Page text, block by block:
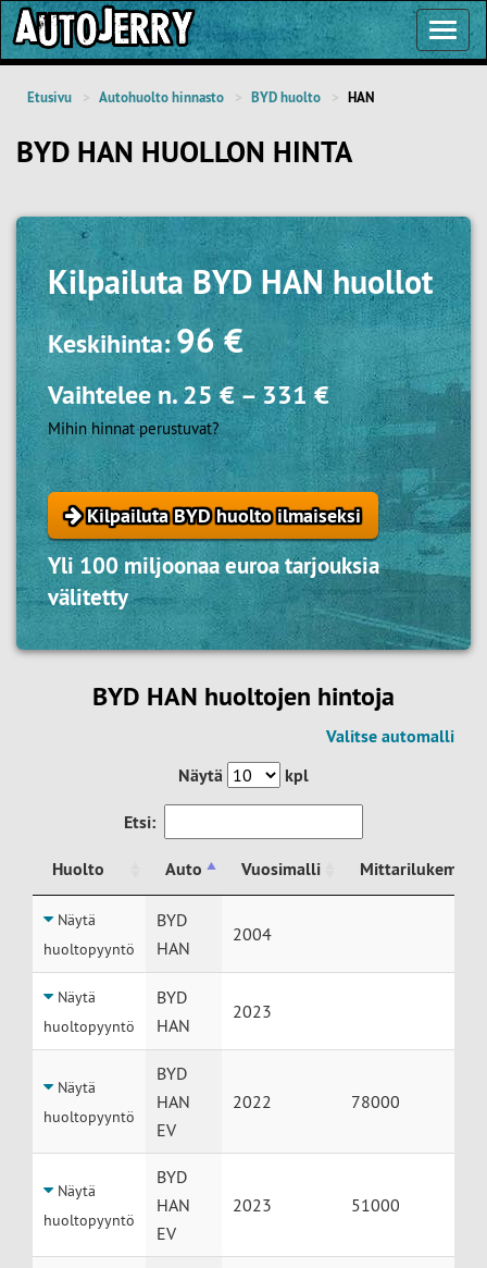
Etusivu Autohuolto hinnasto BYD huolto HAN
BYD HAN HUOLLON HINTA
Kilpailuta BYD HAN huollot
Keskihinta:96 €
Vaihtelee n.25 €–331 €
Mihin hinnat perustuvat?
Kilpailuta BYD huolto ilmaiseksi
Yli 100 miljoonaa euroa tarjouksia
välitetty
BYD HAN huoltojen hintoja
Valitse automalli
Näytä
kpl
Etsi:
Huolto Auto Vuosimalli
Mittarilukema
Huolto
Auto
Näytä
huoltopyyntö
BYD
HAN
2004
Näytä
huoltopyyntö
BYD
HAN
2023
Näytä
huoltopyyntö
BYD
HAN
EV
2022 78000
Näytä
huoltopyyntö
BYD
HAN
EV
2023 51000